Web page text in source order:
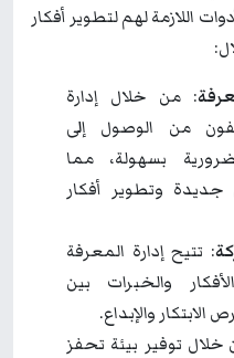
اللازمة لهم لتطوير أفكار
: من خلال إدارة
من الوصول إلى
بسهولة، مما
وتطوير أفكار
: تتيح إدارة المعرفة
والخبرات بين
والإبداع.
توفير بيئة تحفز